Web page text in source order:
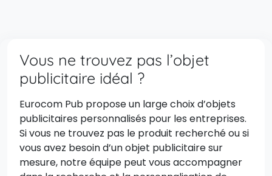
Vous ne trouvez pas l’objet
publicitaire idéal ?
Eurocom Pub propose un large choix d’objets
publicitaires personnalisés pour les entreprises.
Si vous ne trouvez pas le produit recherché ou si
vous avez besoin d’un objet publicitaire sur
mesure, notre équipe peut vous accompagner